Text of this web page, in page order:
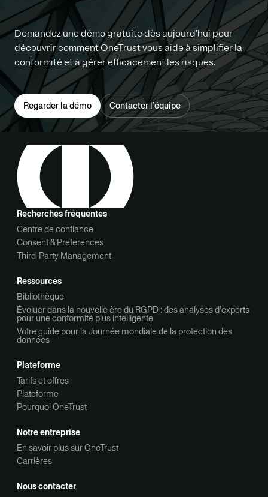
Demandez une démo gratuite dès aujourd’hui pour
découvrir comment OneTrust vous aide à simplifier la
conformité et à gérer efficacement les risques.
Regarder la démo Contacter l’équipe
Recherches fréquentes
Centre de confiance
Consent & Preferences
Third-Party Management
Ressources
Bibliothèque
Évoluer dans la nouvelle ère du RGPD : des analyses d’experts
pour une conformité plus intelligente
Votre guide pour la Journée mondiale de la protection des
données
Plateforme
Tarifs et offres
Plateforme
Pourquoi OneTrust
Notre entreprise
En savoir plus sur OneTrust
Carrières
Nous contacter